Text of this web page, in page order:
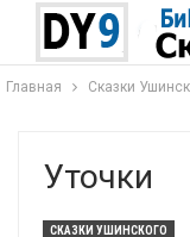
Главная Сказки
Уточки
СКАЗКИ УШИНСКОГО